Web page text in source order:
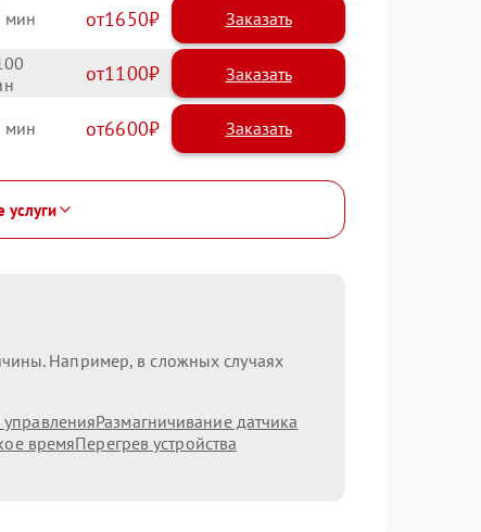
1650
1100
6600
услуги
Например, в сложных случаях
Размагничивание датчика
времяПерегрев устройства